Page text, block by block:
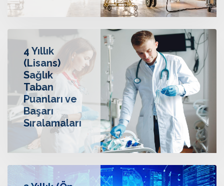
4 Yıllık
(Lisans)
Sağlık
Taban
Puanları ve
Başarı
Sıralamaları